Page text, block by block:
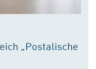
„Postalische